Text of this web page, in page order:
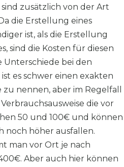
zusätzlich von der Art
die Erstellung eines
ist, als die Erstellung
sind die Kosten für diesen
bei den
es schwer einen exakten
nennen, aber im Regelfall
die vor
50 und 100€ und können
noch höher ausfallen.
man vor Ort je nach
Aber auch hier können